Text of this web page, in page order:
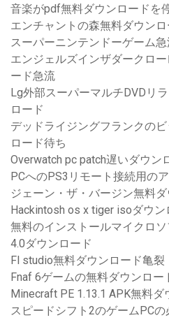
音楽がpdf無料ダウンロードを
エンチャントの森無料ダウンロ
スーパーニンテンドーゲーム
エンジェルズインザダークロ
ード急流
Lg外部スーパーマルチDVDリ
ロード
デッドライジングフランクの
ロード待ち
Overwatch pc patch遅いダウン
PCへのPS3リモート接続用の
ジェーン・ザ・バージン無料
Hackintosh os x tiger isoダウン
無料のインストールマイクロ
4.0ダウンロード
Fl studio無料ダウンロード亀裂
Fnaf 6ゲームの無料ダウンロー
Minecraft PE 1.13.1 APK無料ダ
スピードシフト2のゲームPC